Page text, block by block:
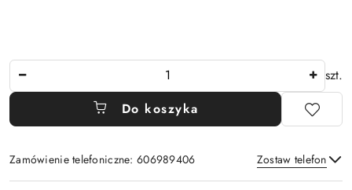
szt.
Do koszyka
Zamówienie telefoniczne: 606989406 Zostaw telefon